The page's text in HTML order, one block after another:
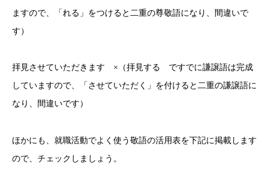
ますので、「れる」をつけると二重の尊敬語になり、間違いで
す）
拝見させていただきます ×（拝見する ですでに謙譲語は完成
していますので、「させていただく」を付けると二重の謙譲語に
なり、間違いです）
ほかにも、就職活動でよく使う敬語の活用表を下記に掲載します
ので、チェックしましょう。